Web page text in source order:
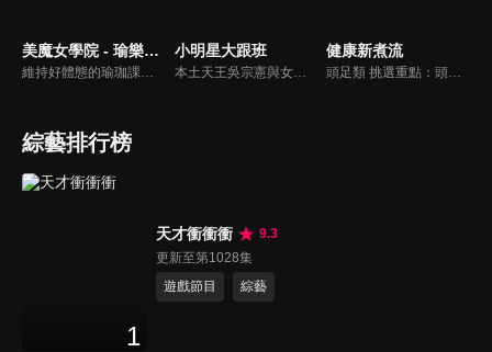
美魔女學院 - 瑜樂生活珈
維持好體態的瑜珈課程，有著豐富的瑜珈姿勢，伸展筋骨舒緩全身疲勞，緊緻肌肉線條，不只能雕塑美美的身材也能夠讓身心靈都暢快健康，跟上我們的腳步一起踏上瑜樂生活珈，輕鬆好上手，快樂享瘦！
小明星大跟班
本土天王吳宗憲與女兒吳姍儒（Sandy）搭檔主持，每集邀請來賓暢談演藝圈大小事，父女檔聯手笑果十足，老梗搭上新世代，最新組合強勢登場！
健康新煮流
頭足類 挑選重點：頭足類利用清洗時去除內臟可以降低膽固醇的攝取。挑選雙眼清澈明亮，眼球稍微凸出，肉質結實有彈性為佳。身體具透明感，觸腕或是吸盤一碰到活體就會吸附住便是新鮮的。
綜藝排行榜
1
天才衝衝衝
9.3
更新至第1028集
遊戲節目
綜藝